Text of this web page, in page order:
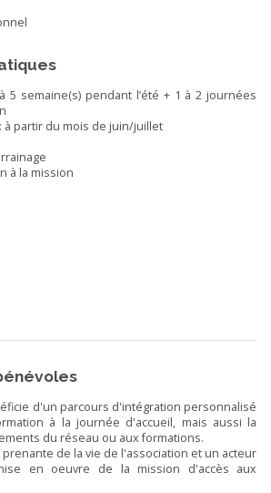
semaine(s) pendant l’été + 1 à 2 journées
à partir du mois de juin/juillet
à la mission
d'un parcours d'intégration personnalisé
à la journée d'accueil, mais aussi la
du réseau ou aux formations.
de la vie de l'association et un acteur
en oeuvre de la mission d'accès aux